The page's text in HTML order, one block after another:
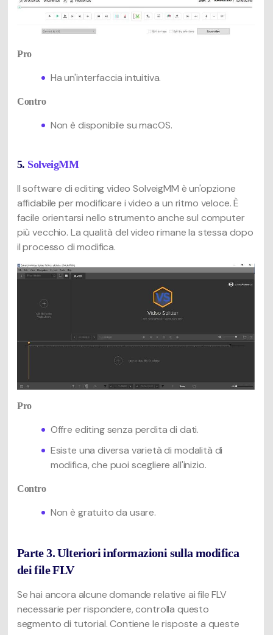
Pro
Ha un'interfaccia intuitiva.
Contro
Non è disponibile su macOS.
5. SolveigMM
Il software di editing video SolveigMM è un'opzione
affidabile per modificare i video a un ritmo veloce. È
facile orientarsi nello strumento anche sul computer
più vecchio. La qualità del video rimane la stessa dopo
il processo di modifica.
Pro
Offre editing senza perdita di dati.
Esiste una diversa varietà di modalità di
modifica, che puoi scegliere all'inizio.
Contro
Non è gratuito da usare.
Parte 3. Ulteriori informazioni sulla modifica
dei file FLV
Se hai ancora alcune domande relative ai file FLV
necessarie per rispondere, controlla questo
segmento di tutorial. Contiene le risposte a queste